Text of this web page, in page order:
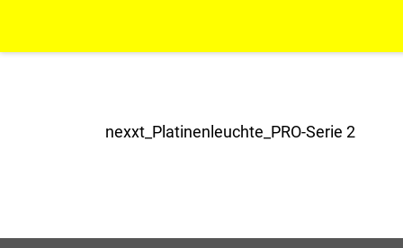
nexxt_Platinenleuchte_PRO-Serie 2